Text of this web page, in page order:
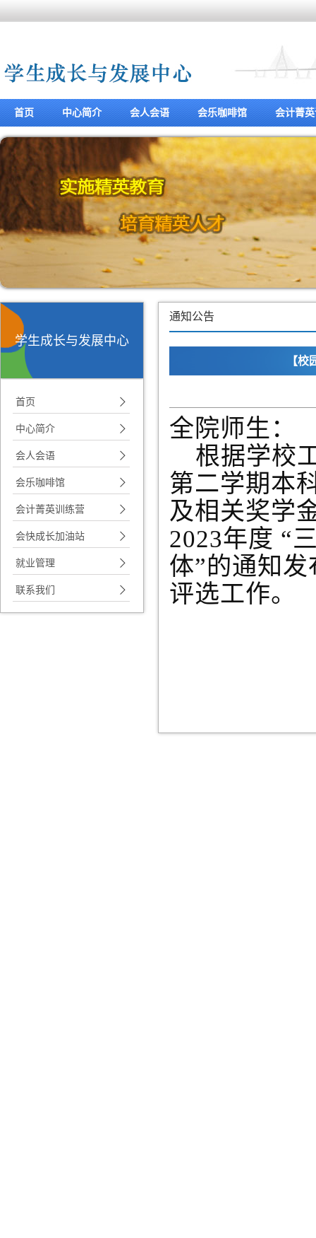
首页 中心简介 会人会语 会乐咖啡馆 会计菁
学生成长与发展中心
首页
中心简介
会人会语
会乐咖啡馆
会计菁英训练营
会快成长加油站
就业管理
联系我们
通知公告
【
全院师生：
根据学校
第二学期本
及相关奖学
2023年度 “
体”的通知
评选工作。